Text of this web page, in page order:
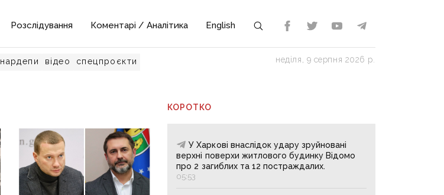
Розслідування Коментарі / Аналітика English
нардепи відео спецпроєкти неділя, 9 серпня 2026 р.
КОРОТКО
У Харкові внаслідок удару зруйновані
верхні поверхи житлового будинку Відомо
про 2 загиблих та 12 постраждалих.
05:53